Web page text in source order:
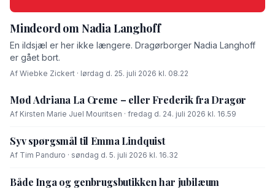
Mindeord om Nadia Langhoff
En ildsjæl er her ikke længere. Dragørborger Nadia Langhoff
er gået bort.
Af Wiebke Zickert · lørdag d. 25. juli 2026 kl. 08.22
Mød Adriana La Creme – eller Frederik fra Dragør
Af Kirsten Marie Juel Mouritsen · fredag d. 24. juli 2026 kl. 16.59
Syv spørgsmål til Emma Lindquist
Af Tim Panduro · søndag d. 5. juli 2026 kl. 16.32
Både Inga og genbrugsbutikken har jubilæum